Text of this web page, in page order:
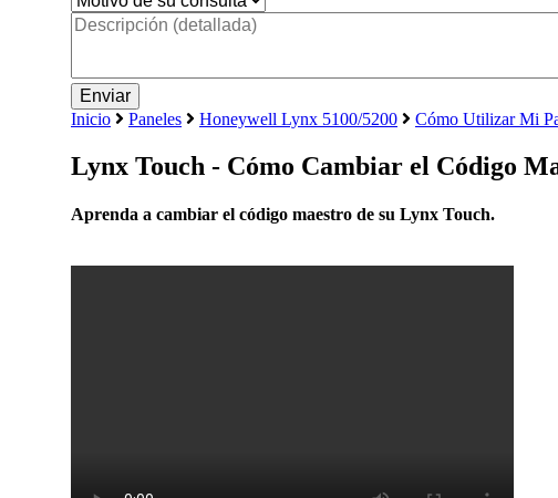
Inicio Paneles Honeywell Lynx 5100/5200 Cómo Utilizar Mi
Lynx Touch - Cómo Cambiar el Código
Aprenda a cambiar el código maestro de su Lynx Touch.